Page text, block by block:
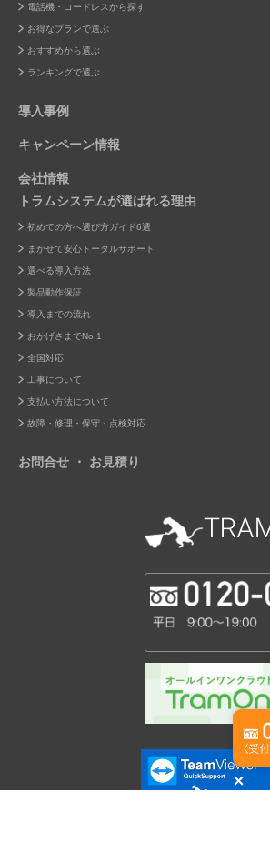
電話機・コードレスから探す
お得なプランで選ぶ
おすすめから選ぶ
ランキングで選ぶ
導入事例
キャンペーン情報
会社情報
トラムシステムが選ばれる理由
初めての方へ選び方ガイド6選
まかせて安心トータルサポート
選べる導入方法
製品動作保証
導入までの流れ
おかげさまでNo.1
全国対応
工事について
支払い方法について
故障・修理・保守・点検対応
お問合せ ・ お見積り